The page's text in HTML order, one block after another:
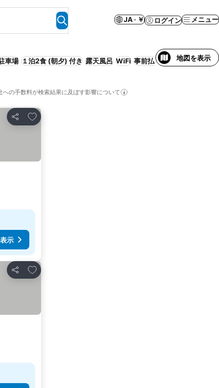
JA · ￥ ログイン メニュー
車場 １泊2食 (朝夕) 付き 露天風呂 WiFi 事前払い不要 旅館 スパ
地図を表示
への手数料が検索結果に及ぼす影響について
シェア
お気に入りに追加
示
シェア
お気に入りに追加